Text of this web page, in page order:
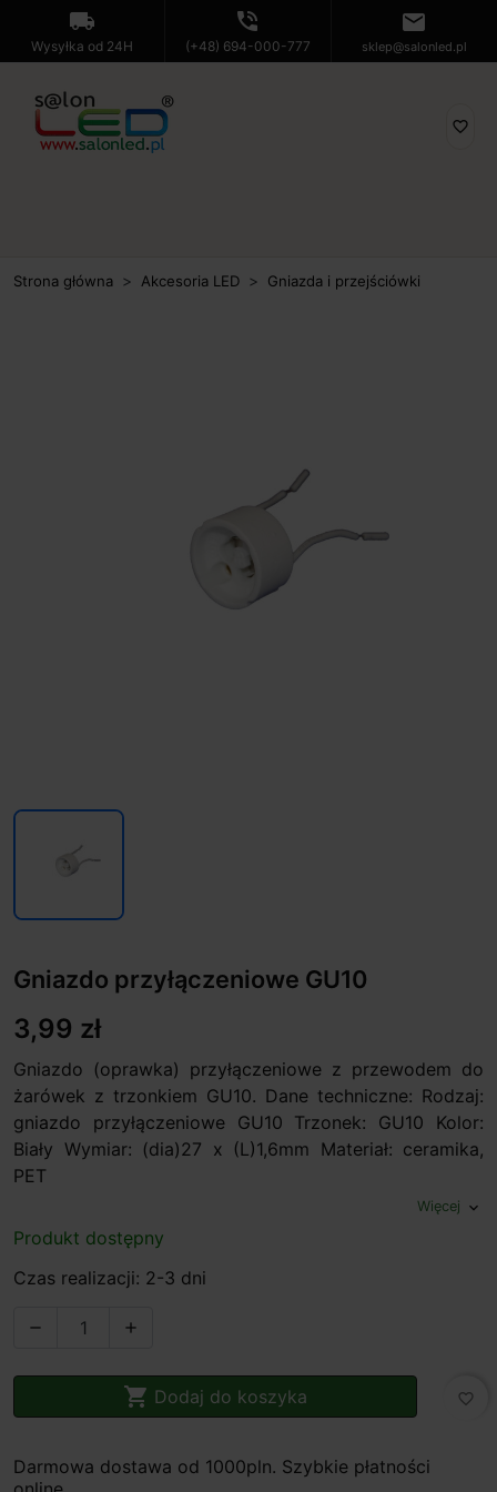
local_shipping
Wysyłka od 24H
phone_in_talk
(+48) 694-000-777
mail
sklep@salonled.pl
favorite_border
Strona główna Akcesoria LED Gniazda i przejściówki
Gniazdo przyłączeniowe GU10
3,99 zł
Gniazdo (oprawka) przyłączeniowe z przewodem do
żarówek z trzonkiem GU10. Dane techniczne: Rodzaj:
gniazdo przyłączeniowe GU10 Trzonek: GU10 Kolor:
Biały Wymiar: (dia)27 x (L)1,6mm Materiał: ceramika,
PET
Więcej expand_more
Produkt dostępny
Czas realizacji: 2-3 dni
 
 Dodaj do koszyka favorite_border
Darmowa dostawa od 1000pln. Szybkie płatności